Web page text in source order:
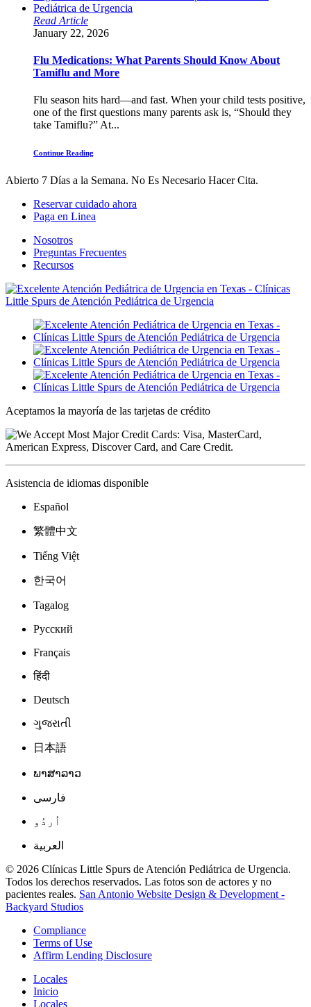
Read Article
January 22, 2026
Flu Medications: What Parents Should Know About
Tamiflu and More
Flu season hits hard—and fast. When your child tests positive,
one of the first questions many parents ask is, “Should they
take Tamiflu?” At...
Continue Reading
Abierto 7 Días a la Semana. No Es Necesario Hacer Cita.
Reservar cuidado ahora
Paga en Linea
Nosotros
Preguntas Frecuentes
Recursos
Aceptamos la mayoría de las tarjetas de crédito
Asistencia de idiomas disponible
Español
繁體中文
Tiếng Việt
한국어
Tagalog
Русский
Français
हिंदी
Deutsch
ગુજરાતી
日本語
ພາສາລາວ
فارسی
اُردُو
العربية
© 2026 Clínicas Little Spurs de Atención Pediátrica de Urgencia.
Todos los derechos reservados. Las fotos son de actores y no
pacientes reales. San Antonio Website Design & Development -
Backyard Studios
Compliance
Terms of Use
Affirm Lending Disclosure
Locales
Inicio
Locales